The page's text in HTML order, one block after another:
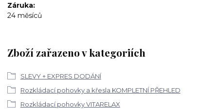
Záruka
24 měsíců
Zboží zařazeno v kategoriích
SLEVY + EXPRES DODÁNÍ
Rozkládací pohovky a křesla KOMPLETNÍ PŘEHLED
Rozkládací pohovky VITARELAX